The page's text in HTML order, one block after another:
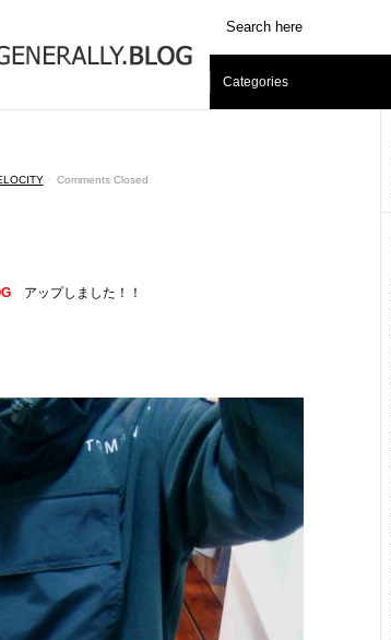
Categories
ˑ Comments Closed
アップしました！！